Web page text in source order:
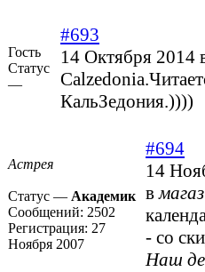
Гость
Статус
—
#693
14 Октября 2014
КальЗедония.))))
Астрея
Статус — Академик
Сообщений: 2502
Регистрация: 27
Ноября 2007
#694
14
в
- со
Наш